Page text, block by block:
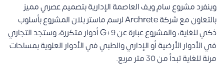
وينفرد مشروع سام ويف العاصمة الإدارية بتصميم عصري مميز
بالتعاون مع شركة Archrete لرسم ماستر بلان المشروع بأسلوب
ذكي للغاية، والمشروع عبارة عن G+9 أدوار متكررة، وستجد التجاري
في الأدوار الأرضية أو الإداري والطبي في الأدوار العلوية بمساحات
مرنة للغاية تبدأ من 30 متر مربع.